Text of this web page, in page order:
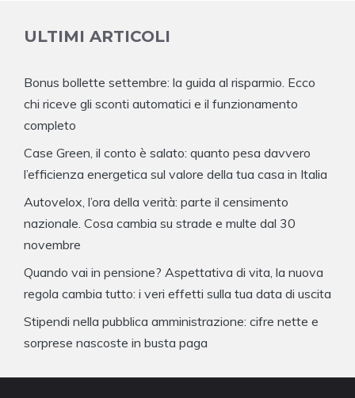
ULTIMI ARTICOLI
Bonus bollette settembre: la guida al risparmio. Ecco
chi riceve gli sconti automatici e il funzionamento
completo
Case Green, il conto è salato: quanto pesa davvero
l’efficienza energetica sul valore della tua casa in Italia
Autovelox, l’ora della verità: parte il censimento
nazionale. Cosa cambia su strade e multe dal 30
novembre
Quando vai in pensione? Aspettativa di vita, la nuova
regola cambia tutto: i veri effetti sulla tua data di uscita
Stipendi nella pubblica amministrazione: cifre nette e
sorprese nascoste in busta paga